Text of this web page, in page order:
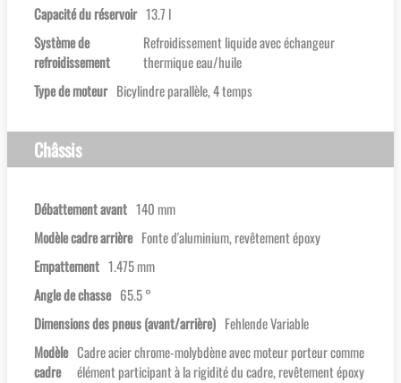
Capacité du réservoir 13.7 l
Système de
refroidissement
Refroidissement liquide avec échangeur
thermique eau/huile
Type de moteur Bicylindre parallèle, 4 temps
Châssis
Débattement avant 140 mm
Modèle cadre arrière Fonte d'aluminium, revêtement époxy
Empattement 1.475 mm
Angle de chasse 65.5 °
Dimensions des pneus (avant/arrière) Fehlende Variable
Modèle
cadre
Cadre acier chrome-molybdène avec moteur porteur comme
élément participant à la rigidité du cadre, revêtement époxy